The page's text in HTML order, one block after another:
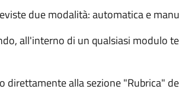
due modalità: automatica e
all'interno di un qualsiasi modulo
alla sezione "Rubrica"